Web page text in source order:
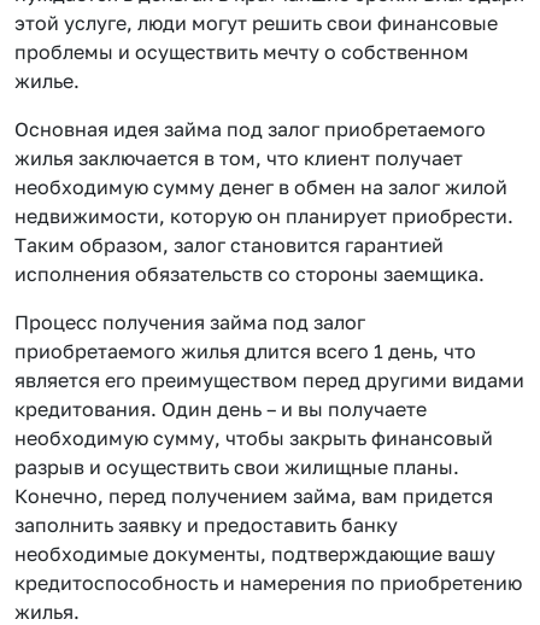
этой услуге, люди могут решить свои финансовые
проблемы и осуществить мечту о собственном
жилье.
Основная идея займа под залог приобретаемого
жилья заключается в том, что клиент получает
необходимую сумму денег в обмен на залог жилой
недвижимости, которую он планирует приобрести.
Таким образом, залог становится гарантией
исполнения обязательств со стороны заемщика.
Процесс получения займа под залог
приобретаемого жилья длится всего 1 день, что
является его преимуществом перед другими видами
кредитования. Один день – и вы получаете
необходимую сумму, чтобы закрыть финансовый
разрыв и осуществить свои жилищные планы.
Конечно, перед получением займа, вам придется
заполнить заявку и предоставить банку
необходимые документы, подтверждающие вашу
кредитоспособность и намерения по приобретению
жилья.